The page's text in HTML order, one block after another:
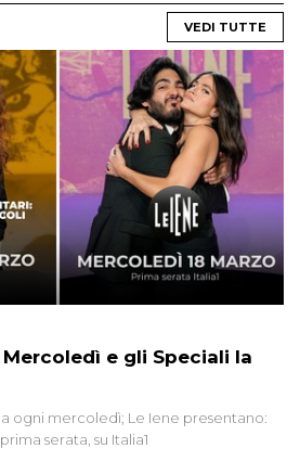
VEDI TUTTE
e gli Speciali la
ogni mercoledì; Le Iene presentano:
serata, su Italia1